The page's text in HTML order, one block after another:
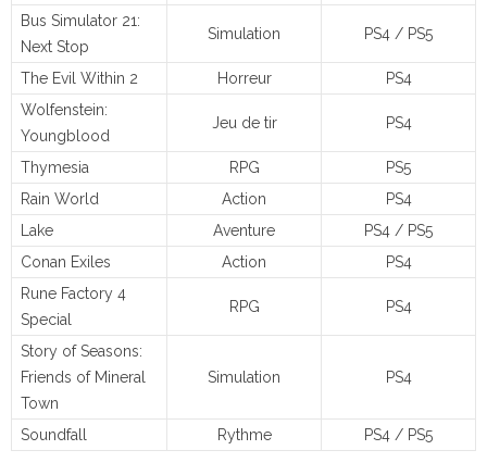
Bus Simulator 21:
Next Stop
Simulation PS4 / PS5
The Evil Within 2 Horreur
PS4
Wolfenstein:
Youngblood
Jeu de tir PS4
Thymesia RPG
PS5
Rain World
Action
PS4
Lake
Aventure
PS4 / PS5
Conan Exiles
Action
PS4
Rune Factory 4
Special
RPG PS4
Story of Seasons:
Friends of Mineral
Town
Simulation PS4
Soundfall Rythme PS4 / PS5